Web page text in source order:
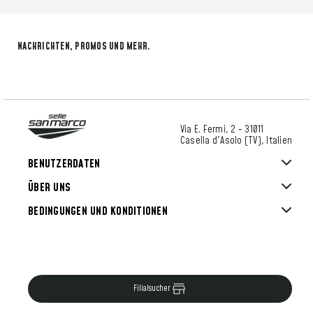
NACHRICHTEN, PROMOS UND MEHR.
ÜBER UNS
Filialsucher
BENUTZERDATEN
BEDINGUNGEN UND KONDITIONEN
Via E. Fermi, 2 - 31011
Casella d'Asolo (TV), Italien